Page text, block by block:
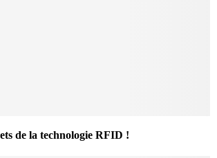
de la technologie RFID !